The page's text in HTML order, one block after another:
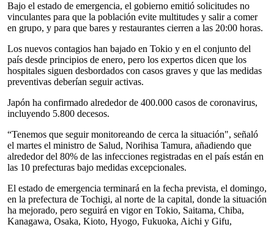
Bajo el estado de emergencia, el gobierno emitió solicitudes no
vinculantes para que la población evite multitudes y salir a comer
en grupo, y para que bares y restaurantes cierren a las 20:00 horas.
Los nuevos contagios han bajado en Tokio y en el conjunto del
país desde principios de enero, pero los expertos dicen que los
hospitales siguen desbordados con casos graves y que las medidas
preventivas deberían seguir activas.
Japón ha confirmado alrededor de 400.000 casos de coronavirus,
incluyendo 5.800 decesos.
“Tenemos que seguir monitoreando de cerca la situación", señaló
el martes el ministro de Salud, Norihisa Tamura, añadiendo que
alrededor del 80% de las infecciones registradas en el país están en
las 10 prefecturas bajo medidas excepcionales.
El estado de emergencia terminará en la fecha prevista, el domingo,
en la prefectura de Tochigi, al norte de la capital, donde la situación
ha mejorado, pero seguirá en vigor en Tokio, Saitama, Chiba,
Kanagawa, Osaka, Kioto, Hyogo, Fukuoka, Aichi y Gifu,